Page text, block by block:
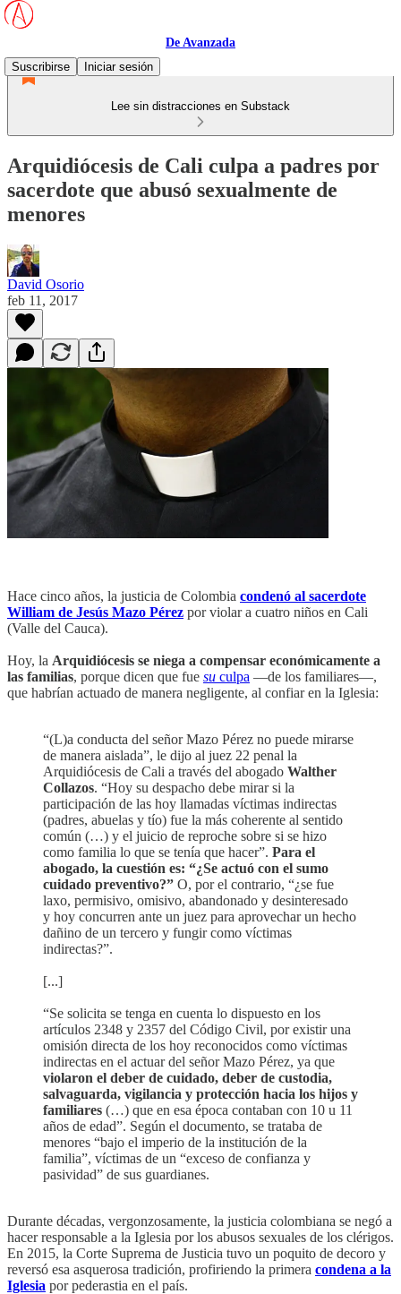
De Avanzada
Suscribirse
Iniciar sesión
Lee sin distracciones en Substack
Arquidiócesis de Cali culpa a padres por
sacerdote que abusó sexualmente de
menores
David Osorio
feb 11, 2017
Hace cinco años, la justicia de Colombia condenó al sacerdote
William de Jesús Mazo Pérez por violar a cuatro niños en Cali
(Valle del Cauca).
Hoy, la Arquidiócesis se niega a compensar económicamente a
las familias, porque dicen que fue su culpa —de los familiares—,
que habrían actuado de manera negligente, al confiar en la Iglesia:
“(L)a conducta del señor Mazo Pérez no puede mirarse
de manera aislada”, le dijo al juez 22 penal la
Arquidiócesis de Cali a través del abogado Walther
Collazos. “Hoy su despacho debe mirar si la
participación de las hoy llamadas víctimas indirectas
(padres, abuelas y tío) fue la más coherente al sentido
común (…) y el juicio de reproche sobre si se hizo
como familia lo que se tenía que hacer”. Para el
abogado, la cuestión es: “¿Se actuó con el sumo
cuidado preventivo?” O, por el contrario, “¿se fue
laxo, permisivo, omisivo, abandonado y desinteresado
y hoy concurren ante un juez para aprovechar un hecho
dañino de un tercero y fungir como víctimas
indirectas?”.
[...]
“Se solicita se tenga en cuenta lo dispuesto en los
artículos 2348 y 2357 del Código Civil, por existir una
omisión directa de los hoy reconocidos como víctimas
indirectas en el actuar del señor Mazo Pérez, ya que
violaron el deber de cuidado, deber de custodia,
salvaguarda, vigilancia y protección hacia los hijos y
familiares (…) que en esa época contaban con 10 u 11
años de edad”. Según el documento, se trataba de
menores “bajo el imperio de la institución de la
familia”, víctimas de un “exceso de confianza y
pasividad” de sus guardianes.
Durante décadas, vergonzosamente, la justicia colombiana se negó a
hacer responsable a la Iglesia por los abusos sexuales de los clérigos.
En 2015, la Corte Suprema de Justicia tuvo un poquito de decoro y
reversó esa asquerosa tradición, profiriendo la primera condena a la
Iglesia por pederastia en el país.